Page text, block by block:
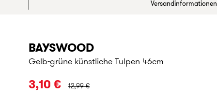
Versandinformationen
BAYSWOOD
Gelb-grüne künstliche Tulpen 46cm
3,10 € URSPRÜNGLICHER PREIS:
12,99 €